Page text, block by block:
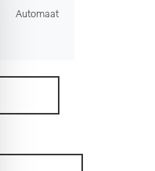
Automaat